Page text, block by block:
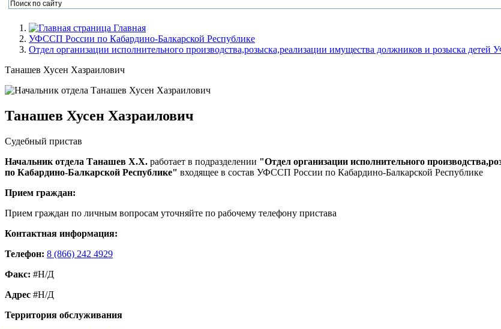
Главная
УФССП России по Кабардино-Балкарской Республике
Отдел организации исполнительного производства,розыска,реализации имущества должников и розыска
Танашев Хусен Хазраилович
Танашев Хусен Хазраилович
Судебный пристав
Начальник отдела Танашев Х.Х. работает в подразделении "Отдел организации исполнительного
по Кабардино-Балкарской Республике" входящее в состав УФССП России по Кабардино-Балкарской Республике
Прием граждан:
Прием граждан по личным вопросам уточняйте по рабочему телефону пристава
Контактная информация:
Телефон: 8 (866) 242 4929
Факс: #Н/Д
Адрес #Н/Д
Территория обслуживания